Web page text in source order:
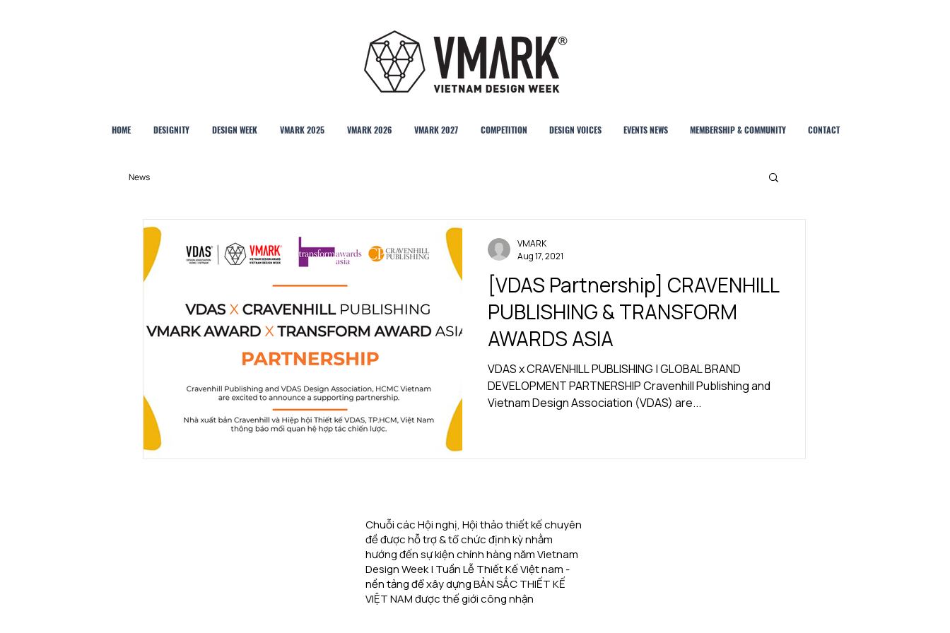
HOME DESIGNITY DESIGN WEEK VMARK 2025 VMARK 2026 VMARK 2027 COMPETITION DESIGN VOICES EVENTS NEWS MEMBERSHIP & COMMUNITY CONTACT
News
[VDAS Partnership] CRAVENHILL
PUBLISHING & TRANSFORM
AWARDS ASIA
VDAS x CRAVENHILL PUBLISHING | GLOBAL BRAND
DEVELOPMENT PARTNERSHIP Cravenhill Publishing and
Vietnam Design Association (VDAS) are...
VMARK
Aug 17, 2021
Chuỗi các Hội nghị, Hội thảo thiết kế chuyên
đề được hỗ trợ & tổ chức định kỳ nhằm
hướng đến sự kiện chính hàng năm Vietnam
Design Week | Tuần Lễ Thiết Kế Việt nam -
nền tảng để xây dựng BẢN SẮC THIẾT KẾ
VIỆT NAM được thế giới công nhận